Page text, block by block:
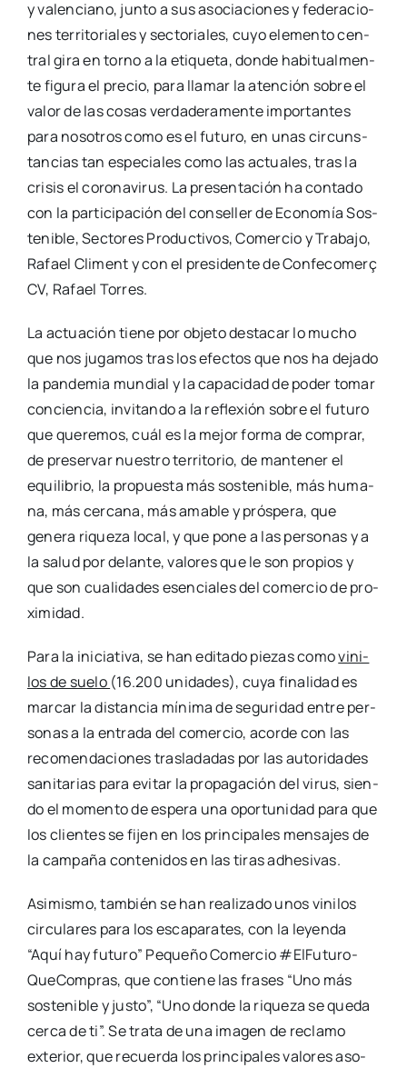
y valen­ciano, jun­to a sus aso­cia­cio­nes y fede­ra­cio­
nes terri­to­ria­les y sec­to­ria­les, cuyo ele­men­to cen­
tral gira en torno a la eti­que­ta, don­de habi­tual­men­
te figu­ra el pre­cio, para lla­mar la aten­ción sobre el
valor de las cosas ver­da­de­ra­men­te impor­tan­tes
para noso­tros como es el futu­ro, en unas cir­cuns­
tan­cias tan espe­cia­les como las actua­les, tras la
cri­sis el coro­na­vi­rus. La pre­sen­ta­ción ha con­ta­do
con la par­ti­ci­pa­ción del con­se­ller de Eco­no­mía Sos­
te­ni­ble, Sec­to­res Pro­duc­ti­vos, Comer­cio y Tra­ba­jo,
Rafael Cli­ment y con el pre­si­den­te de Con­fe­co­me­rç
CV, Rafael Torres.
La actua­ción tie­ne por obje­to des­ta­car lo mucho
que nos juga­mos tras los efec­tos que nos ha deja­do
la pan­de­mia mun­dial y la capa­ci­dad de poder tomar
con­cien­cia, invi­tan­do a la refle­xión sobre el futu­ro
que que­re­mos, cuál es la mejor for­ma de com­prar,
de pre­ser­var nues­tro terri­to­rio, de man­te­ner el
equi­li­brio, la pro­pues­ta más sos­te­ni­ble, más huma­
na, más cer­ca­na, más ama­ble y prós­pe­ra, que
gene­ra rique­za local, y que pone a las per­so­nas y a
la salud por delan­te, valo­res que le son pro­pios y
que son cua­li­da­des esen­cia­les del comer­cio de pro­
xi­mi­dad.
Para la ini­cia­ti­va, se han edi­ta­do pie­zas comovini­
los de sue­lo (16.200 uni­da­des), cuya fina­li­dad es
mar­car la dis­tan­cia míni­ma de segu­ri­dad entre per­
so­nas a la entra­da del comer­cio, acor­de con las
reco­men­da­cio­nes tras­la­da­das por las auto­ri­da­des
sani­ta­rias para evi­tar la pro­pa­ga­ción del virus, sien­
do el momen­to de espe­ra una opor­tu­ni­dad para que
los clien­tes se fijen en los prin­ci­pa­les men­sa­jes de
la cam­pa­ña con­te­ni­dos en las tiras adhe­si­vas.
Asi­mis­mo, tam­bién se han rea­li­za­do unos vini­los
cir­cu­la­res para los esca­pa­ra­tes, con la leyen­da
“Aquí hay futu­ro” Peque­ño Comer­cio #ElFu­tu­ro­
Que­Com­pras, que con­tie­ne las fra­ses “Uno más
sos­te­ni­ble y jus­to”, “Uno don­de la rique­za se que­da
cer­ca de ti”. Se tra­ta de una ima­gen de recla­mo
exte­rior, que recuer­da los prin­ci­pa­les valo­res aso­